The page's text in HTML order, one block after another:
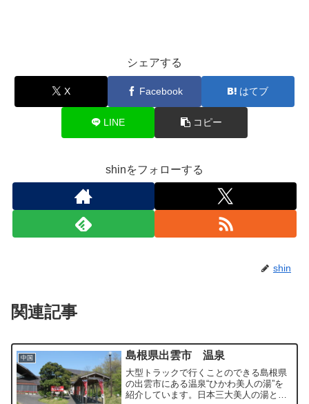
シェアする
X Facebook はてブ
LINE コピー
shinをフォローする
shin
関連記事
中国 島根県出雲市 温泉
大型トラックで行くことのできる島根県
の出雲市にある温泉“ひかわ美人の湯”を
紹介しています。日本三大美人の湯と言